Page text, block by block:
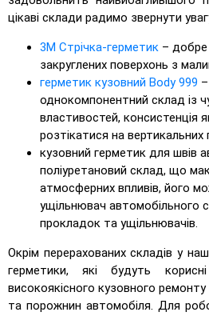
цікаві склади радимо звернути
3M Стрічка-герметик – добре
закруглених поверхонь з
герметик кузовний Body 999
однокомпонентний склад із
властивостей, консистенція
розтікатися на вертикальних
кузовний герметик для швів
поліуретановий склад, що
атмосферних впливів, його
ущільнювач автомобільного
прокладок та ущільнювачів.
Окрім перерахованих складів у
герметики, які будуть
високоякісного кузовного
та порожнин автомобіля. Для